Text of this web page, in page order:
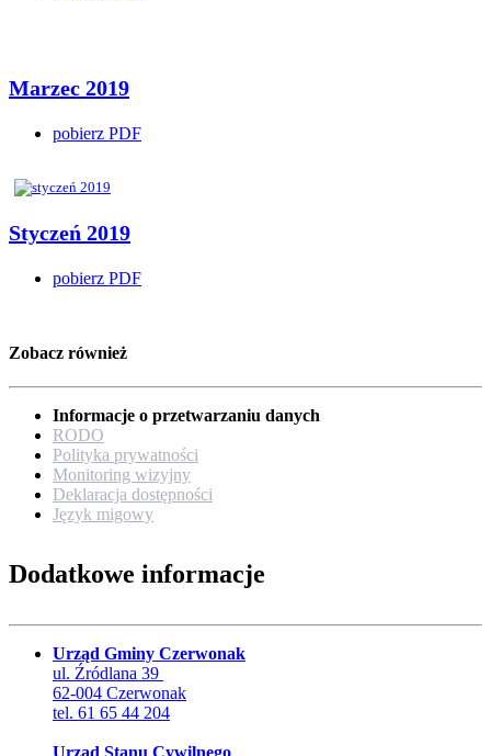
Marzec 2019
pobierz PDF
Styczeń 2019
pobierz PDF
Zobacz również
Informacje o przetwarzaniu danych
RODO
Polityka prywatności
Monitoring wizyjny
Deklaracja dostępności
Język migowy
Dodatkowe informacje
Urząd Gminy Czerwonak
ul. Źródlana 39
62-004 Czerwonak
tel. 61 65 44 204
Urząd Stanu Cywilnego